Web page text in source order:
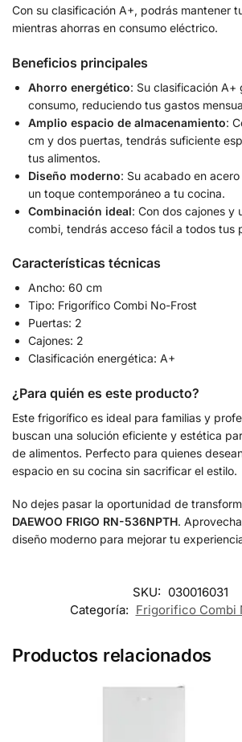
Con su clasificación A+, podrás mantener
mientras ahorras en consumo eléctrico.
Beneficios principales
Ahorro energético: Su clasificación A+
consumo, reduciendo tus gastos
Amplio espacio de almacenamiento:
cm y dos puertas, tendrás suficiente
tus alimentos.
Diseño moderno: Su acabado en
un toque contemporáneo a tu cocina.
Combinación ideal: Con dos cajones y
combi, tendrás acceso fácil a todos tus
Características técnicas
Ancho: 60 cm
Tipo: Frigorífico Combi No-Frost
Puertas: 2
Cajones: 2
Clasificación energética: A+
¿Para quién es este producto?
Este frigorífico es ideal para familias y
buscan una solución eficiente y estética
de alimentos. Perfecto para quienes
espacio en su cocina sin sacrificar el estilo.
No dejes pasar la oportunidad de
DAEWOO FRIGO RN-536NPTH.
diseño moderno para mejorar tu
SKU: 030016031
Categoría: Frigorifico Combi
Productos relacionados